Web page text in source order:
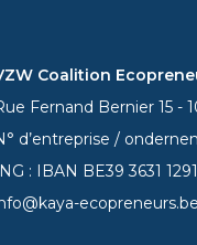
Coalition
Fernand Bernier 15 -
d’entreprise /
: IBAN BE393631
ecopreneurs.be